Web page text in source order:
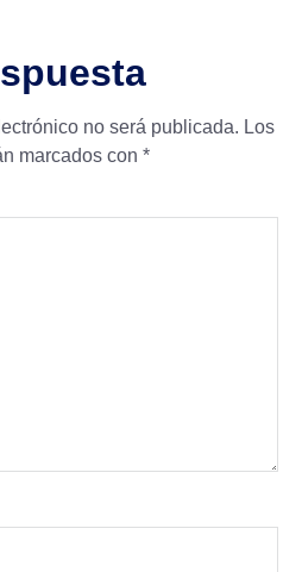
no será publicada. Los
marcados con *